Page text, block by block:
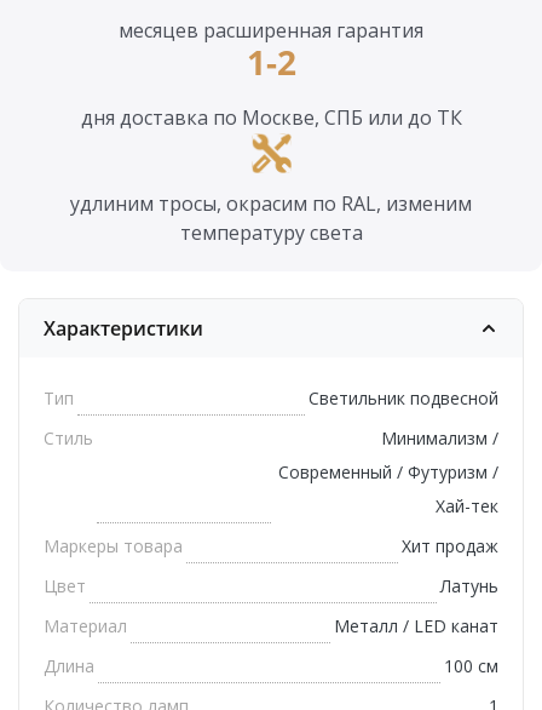
месяцев расширенная гарантия
1-2
дня доставка по Москве, СПБ или до ТК
удлиним тросы, окрасим по RAL, изменим
температуру света
Характеристики
Тип
Светильник подвесной
Стиль
Минимализм /
Современный / Футуризм /
Хай-тек
Маркеры товара
Хит продаж
Цвет
Латунь
Материал
Металл / LED канат
Длина
100 см